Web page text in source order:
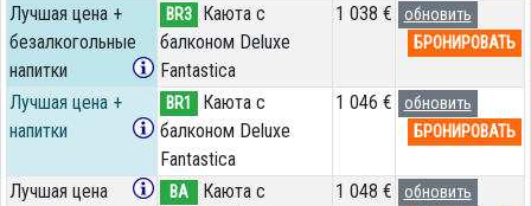
Лучшая цена +
безалкогольные
напитки
BR3
Каюта с
балконом Deluxe
Fantastica
1 038 €
обновить
БРОНИРОВАТЬ
Лучшая цена +
напитки
BR1
Каюта с
балконом Deluxe
Fantastica
1 046 €
обновить
БРОНИРОВАТЬ
Лучшая цена BA
Каюта с
1 048 €
обновить